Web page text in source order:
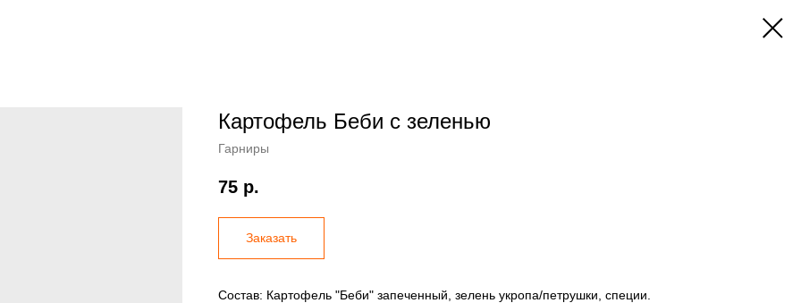
Картофель Беби с зеленью
Гарниры
75 р.
Заказать
Состав: Картофель "Беби" запеченный, зелень укропа/петрушки, специи.